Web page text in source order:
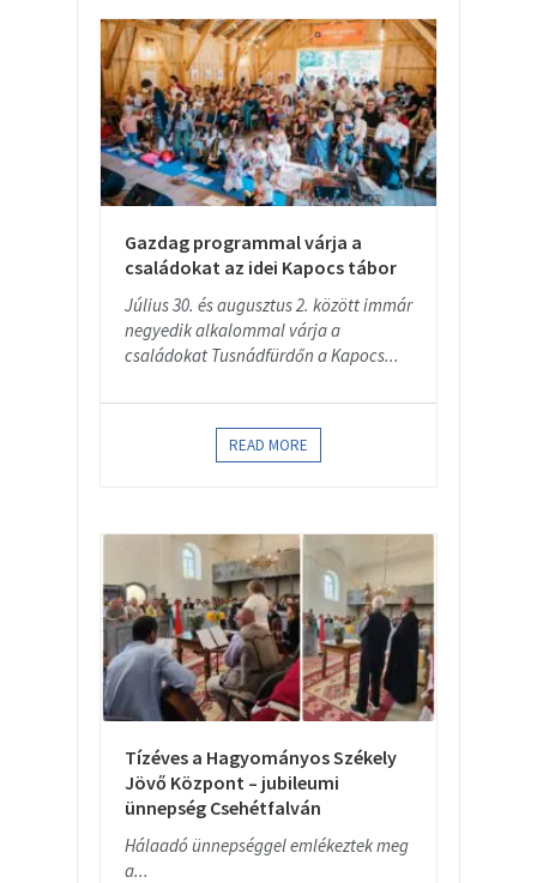
Gazdag programmal várja a
családokat az idei Kapocs tábor
Július 30. és augusztus 2. között immár
negyedik alkalommal várja a
családokat Tusnádfürdőn a Kapocs...
READ MORE
Tízéves a Hagyományos Székely
Jövő Központ – jubileumi
ünnepség Csehétfalván
Hálaadó ünnepséggel emlékeztek meg
a...